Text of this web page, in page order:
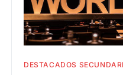
DESTACADOS